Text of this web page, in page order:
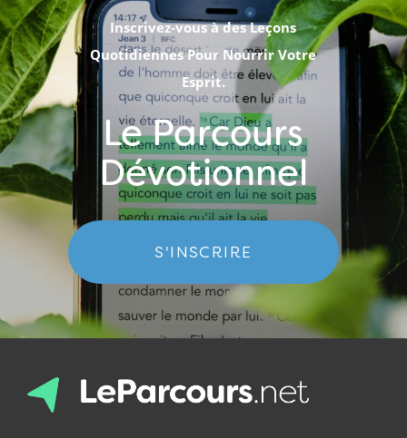
Inscrivez-vous à des Leçons
Quotidiennes Pour Nourrir Votre
Esprit.
Le Parcours
Dévotionnel
S'INSCRIRE